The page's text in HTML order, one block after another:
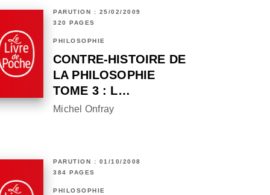
PARUTION : 25/02/2009
320 PAGES
PHILOSOPHIE
CONTRE-HISTOIRE DE
LA PHILOSOPHIE
TOME 3 : L…
Michel Onfray
PARUTION : 01/10/2008
384 PAGES
PHILOSOPHIE